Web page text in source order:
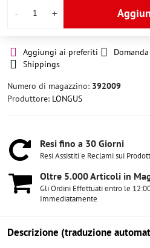
Aggiungi ai preferiti
Shippings
Numero di magazzino: 392009
Produttore: LONGUS
Resi fino a 30 Giorni
Resi Assistiti e Reclami sui
Oltre 5​.000 Articoli in
Gli Ordini Effettuati entro le
Immediatamente
Descrizione (traduzione